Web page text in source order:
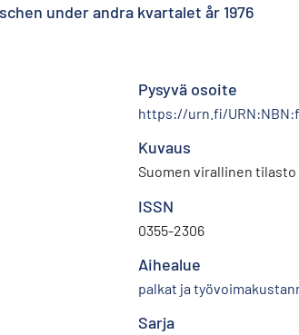
under andra kvartalet år 1976
Pysyvä osoite
https://urn.fi/
Kuvaus
Suomen virallinen tilasto
ISSN
0355-2306
Aihealue
palkat ja
Sarja